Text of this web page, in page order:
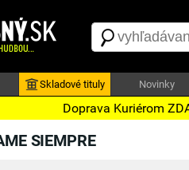
Skladové tituly Novinky
Doprava Kuriérom
SIEMPRE